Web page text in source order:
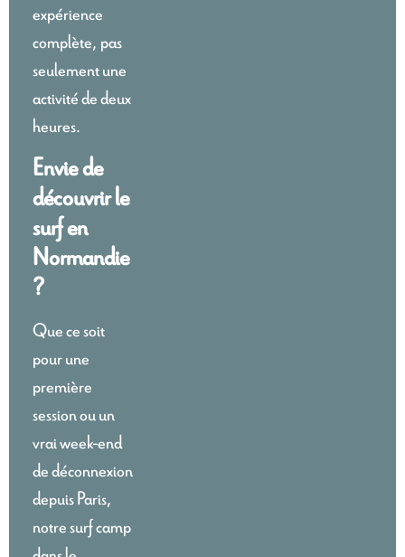
expérience
complète, pas
seulement une
activité de deux
heures.
Envie de
découvrir le
surf en
Normandie
?
Que ce soit
pour une
première
session ou un
vrai week-end
de déconnexion
depuis Paris,
notre surf camp